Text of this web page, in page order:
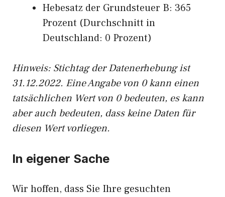
Hebesatz der Grundsteuer B: 365
Prozent (Durchschnitt in
Deutschland: 0 Prozent)
Hinweis: Stichtag der Datenerhebung ist
31.12.2022. Eine Angabe von 0 kann einen
tatsächlichen Wert von 0 bedeuten, es kann
aber auch bedeuten, dass keine Daten für
diesen Wert vorliegen.
In eigener Sache
Wir hoffen, dass Sie Ihre gesuchten